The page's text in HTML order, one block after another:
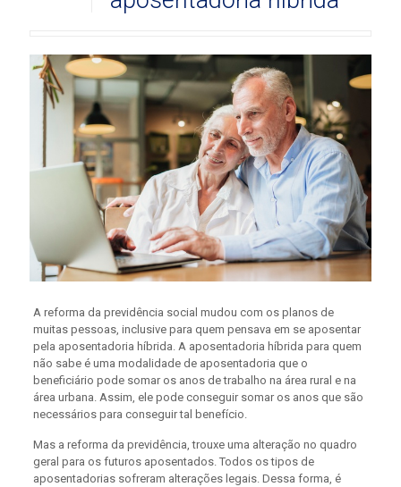
A reforma da previdência social mudou com os planos de
muitas pessoas, inclusive para quem pensava em se aposentar
pela aposentadoria híbrida. A aposentadoria híbrida para quem
não sabe é uma modalidade de aposentadoria que o
beneficiário pode somar os anos de trabalho na área rural e na
área urbana. Assim, ele pode conseguir somar os anos que são
necessários para conseguir tal benefício.
Mas a reforma da previdência, trouxe uma alteração no quadro
geral para os futuros aposentados. Todos os tipos de
aposentadorias sofreram alterações legais. Dessa forma, é